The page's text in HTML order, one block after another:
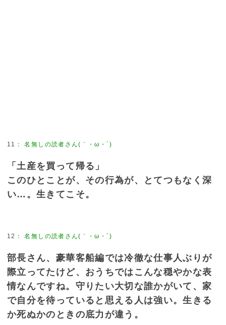
11 ：名無しの読者さん(｀・ω・´)
「土産を買って帰る」
このひとことが、その行為が、とてつもなく深
い…。生きてこそ。
12 ：名無しの読者さん(｀・ω・´)
部長さん、豪華客船編では冷徹な仕事人ぶりが
際立ってたけど、おうちではこんな穏やかな表
情なんですね。守りたい大切な誰かがいて、家
で自分を待っていると思える人は強い。生きる
か死ぬかのときの底力が違う。